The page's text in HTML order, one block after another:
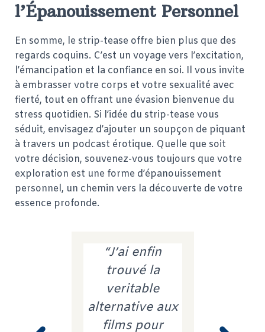
l’Épanouissement Personnel
En somme, le strip-tease offre bien plus que des
regards coquins. C’est un voyage vers l’excitation,
l’émancipation et la confiance en soi. Il vous invite
à embrasser votre corps et votre sexualité avec
fierté, tout en offrant une évasion bienvenue du
stress quotidien. Si l’idée du strip-tease vous
séduit, envisagez d’ajouter un soupçon de piquant
à travers un podcast érotique. Quelle que soit
votre décision, souvenez-vous toujours que votre
exploration est une forme d’épanouissement
personnel, un chemin vers la découverte de votre
essence profonde.
“J’ai enfin
trouvé la
veritable
alternative aux
films pour
du